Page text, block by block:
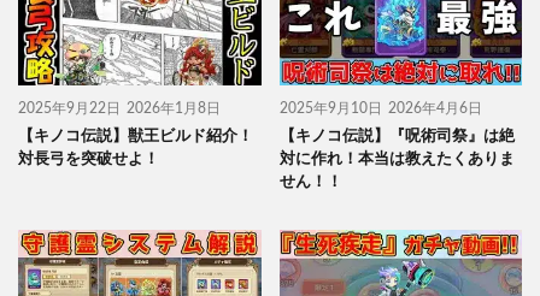
2025年9月22日 2026年1月8日
【キノコ伝説】獣王ビルド紹介！
対長弓を突破せよ！
2025年9月10日 2026年4月6日
【キノコ伝説】『呪術司祭』は絶
対に作れ！本当は教えたくありま
せん！！